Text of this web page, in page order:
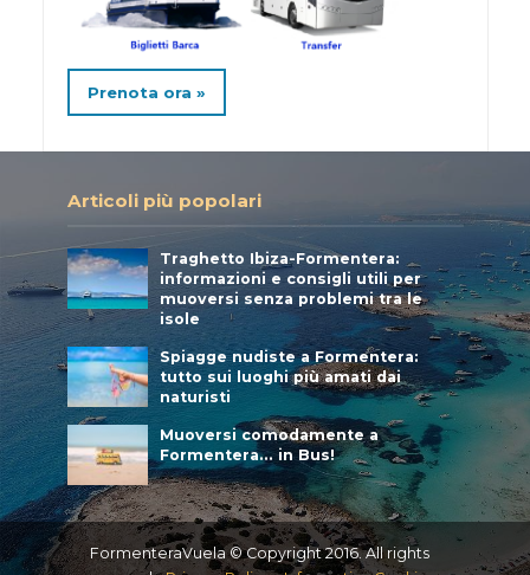
Prenota ora »
Articoli più popolari
Traghetto Ibiza-Formentera:
informazioni e consigli utili per
muoversi senza problemi tra le
isole
Spiagge nudiste a Formentera:
tutto sui luoghi più amati dai
naturisti
Muoversi comodamente a
Formentera… in Bus!
FormenteraVuela © Copyright 2016. All rights